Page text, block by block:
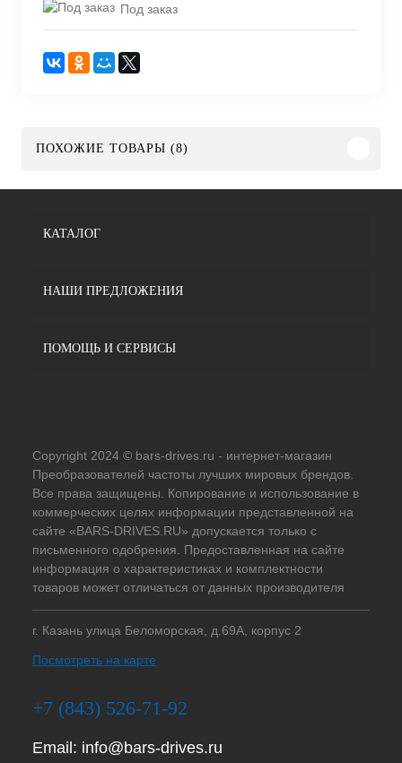
Под заказ
ПОХОЖИЕ ТОВАРЫ (8)
КАТАЛОГ
НАШИ ПРЕДЛОЖЕНИЯ
ПОМОЩЬ И СЕРВИСЫ
Copyright 2024 © bars-drives.ru - интернет-магазин
Преобразователей частоты лучших мировых брендов.
Все права защищены. Копирование и использование в
коммерческих целях информации представленной на
сайте «BARS-DRIVES.RU» допускается только с
письменного одобрения. Предоставленная на сайте
информация о характеристиках и комплектности
товаров может отличаться от данных производителя
г. Казань улица Беломорская, д.69А, корпус 2
Посмотреть на карте
+7 (843) 526-71-92
Email: info@bars-drives.ru